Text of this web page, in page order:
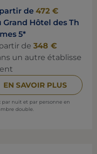
de 472 €
Grand Hôtel des Th
5*
de 348 €
un autre établisse
EN SAVOIR PLUS
par nuit et par personne en
double.